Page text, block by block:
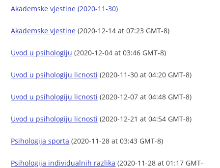
Akademske vjestine (2020-11-30)
Akademske vjestine (2020-12-14 at 07:23 GMT-8)
Uvod u psihologiju (2020-12-04 at 03:46 GMT-8)
Uvod u psihologiju licnosti (2020-11-30 at 04:20 GMT-8)
Uvod u psihologiju licnosti (2020-12-07 at 04:48 GMT-8)
Uvod u psihologiju licnosti (2020-12-21 at 04:54 GMT-8)
Psihologija sporta (2020-11-28 at 03:43 GMT-8)
Psihologija individualnih razlika (2020-11-28 at 01:17 GMT-